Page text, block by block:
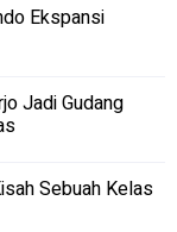
Ekspansi
Jadi Gudang
Sebuah Kelas